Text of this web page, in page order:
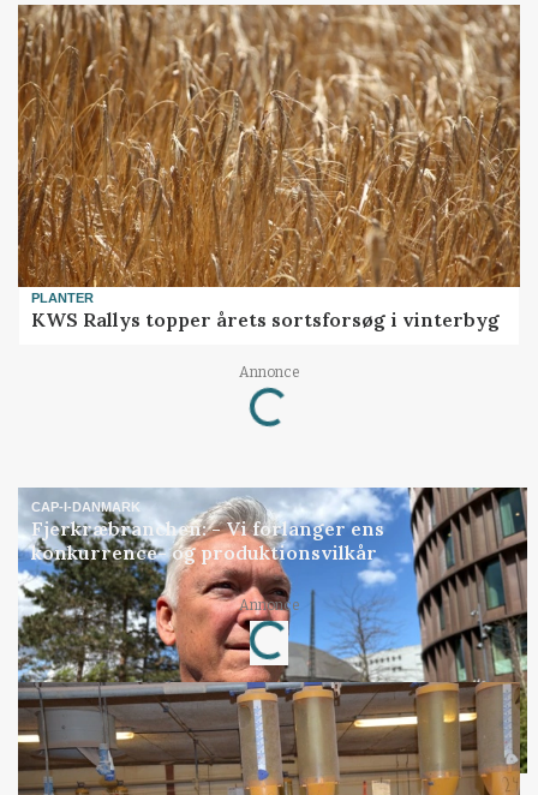
PLANTER
KWS Rallys topper årets sortsforsøg i vinterbyg
Annonce
Loading...
CAP-I-DANMARK
Fjerkræbranchen: - Vi forlanger ens
konkurrence- og produktionsvilkår
Annonce
Loading...